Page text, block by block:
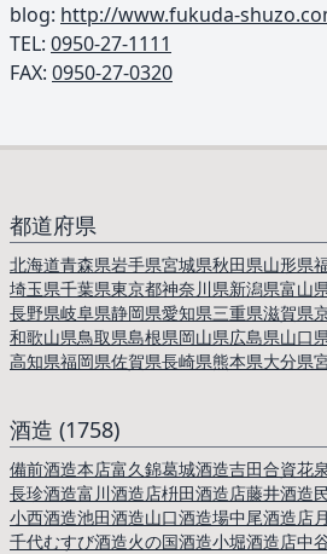
blog: http://www.fukuda-
TEL: ︎ 0950-27-1111
FAX: 0950-27-0320
都道府県
北海道青森県岩手県宮城県秋田県山形県
埼玉県千葉県東京都神奈川県新潟県富山
長野県岐阜県静岡県愛知県三重県滋賀県
和歌山県鳥取県島根県岡山県広島県山口
高知県福岡県佐賀県長崎県熊本県大分県
酒造 (1758)
備前酒造本店富久錦葛城酒造吉田合資花
長珍酒造富川酒造店枡田酒造店藤井酒造
小西酒造池田酒造山口酒造場中尾酒造店
千代むすび酒造火の国酒造小堀酒造店中